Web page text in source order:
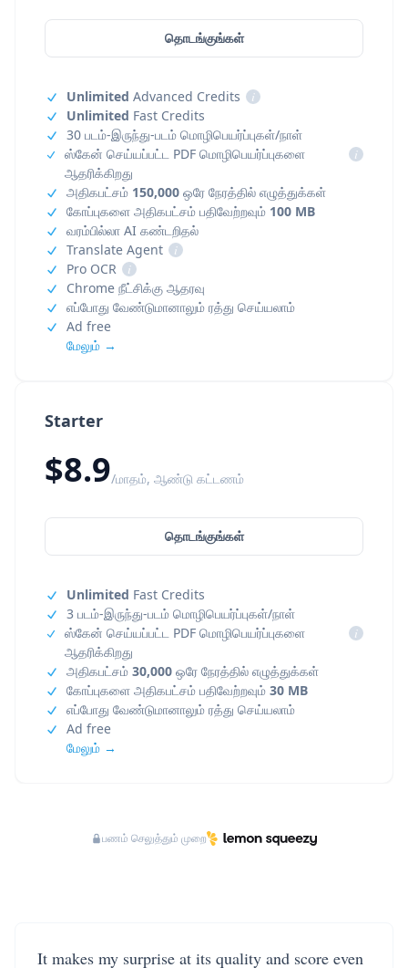
Starter
$8.9/மாதம், ஆண்டு கட்டணம்
தொடங்குங்கள்
Unlimited Fast Credits
3 படம்-இருந்து-படம் மொழிபெயர்ப்புகள்/நாள்
ஸ்கேன் செய்யப்பட்ட PDF மொழிபெயர்ப்புகளை
ஆதரிக்கிறது
i
அதிகபட்சம் 30,000 ஒரே நேரத்தில் எழுத்துக்கள்
கோப்புகளை அதிகபட்சம் பதிவேற்றவும் 30 MB
எப்போது வேண்டுமானாலும் ரத்து செய்யலாம்
Ad free
மேலும் →
தொடங்குங்கள்
Unlimited Advanced Credits
i
Unlimited Fast Credits
30 படம்-இருந்து-படம் மொழிபெயர்ப்புகள்/நாள்
ஸ்கேன் செய்யப்பட்ட PDF மொழிபெயர்ப்புகளை
ஆதரிக்கிறது
i
அதிகபட்சம் 150,000 ஒரே நேரத்தில் எழுத்துக்கள்
கோப்புகளை அதிகபட்சம் பதிவேற்றவும் 100 MB
வரம்பில்லா AI கண்டறிதல்
Translate Agent
i
Pro OCR
i
Chrome நீட்சிக்கு ஆதரவு
எப்போது வேண்டுமானாலும் ரத்து செய்யலாம்
Ad free
மேலும் →
பணம் செலுத்தும் முறை
It makes my surprise at its quality and score even